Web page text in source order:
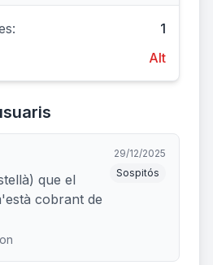
1
Alt
que el
cobrant de
29/12/2025
Sospitós